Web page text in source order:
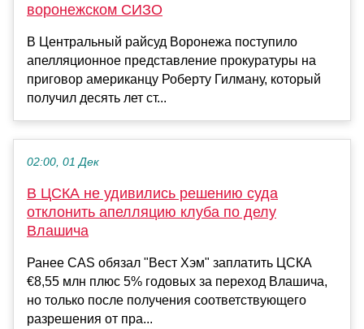
воронежском СИЗО
В Центральный райсуд Воронежа поступило
апелляционное представление прокуратуры на
приговор американцу Роберту Гилману, который
получил десять лет ст...
02:00, 01 Дек
В ЦСКА не удивились решению суда
отклонить апелляцию клуба по делу
Влашича
Ранее CAS обязал "Вест Хэм" заплатить ЦСКА
€8,55 млн плюс 5% годовых за переход Влашича,
но только после получения соответствующего
разрешения от пра...